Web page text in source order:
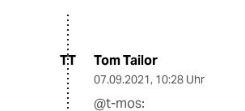
TT Tom Tailor
07.09.2021, 10:28 Uhr
@t-mos: